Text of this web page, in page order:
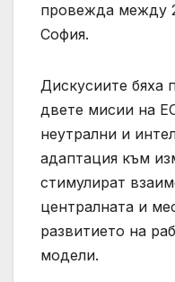
провежда между
София.
Дискусиите бяха
двете мисии на
неутрални и
адаптация към
стимулират
централната и
развитието на
модели.